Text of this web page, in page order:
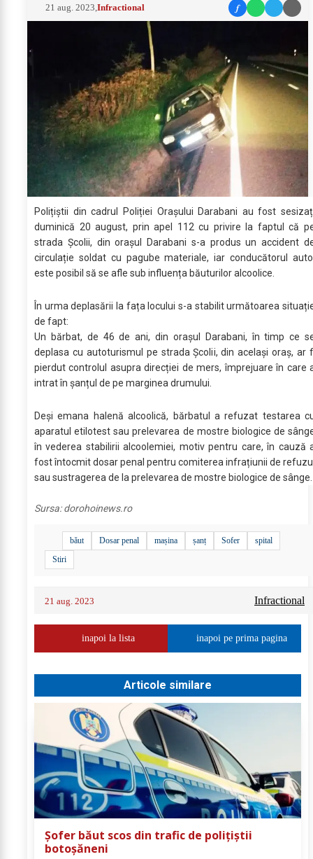
21 aug. 2023 ,Infractional f
Polițiștii din cadrul Poliției Orașului Darabani au fost
duminică 20 august, prin apel 112 cu privire la faptul că
strada Școlii, din orașul Darabani s-a produs un accident
circulație soldat cu pagube materiale, iar conducătorul
este posibil să se afle sub influența băuturilor alcoolice.
În urma deplasării la fața locului s-a stabilit următoarea
de fapt:
Un bărbat, de 46 de ani, din orașul Darabani, în timp ce
deplasa cu autoturismul pe strada Școlii, din același oraș, ar
pierdut controlul asupra direcției de mers, împrejuare în care
intrat în șanțul de pe marginea drumului.
Deși emana halenă alcoolică, bărbatul a refuzat testarea
aparatul etilotest sau prelevarea de mostre biologice de
în vederea stabilirii alcoolemiei, motiv pentru care, în cauză
fost întocmit dosar penal pentru comiterea infrațiunii de
sau sustragerea de la prelevarea de mostre biologice de sânge.
Sursa:dorohoinews.ro
băut Dosar penal mașina șanț Sofer
spital
Stiri
21 aug. 2023 Infractional
inapoi la lista inapoi pe prima pagina
Articole similare
Șofer băut scos din trafic de polițiștii
botoșăneni